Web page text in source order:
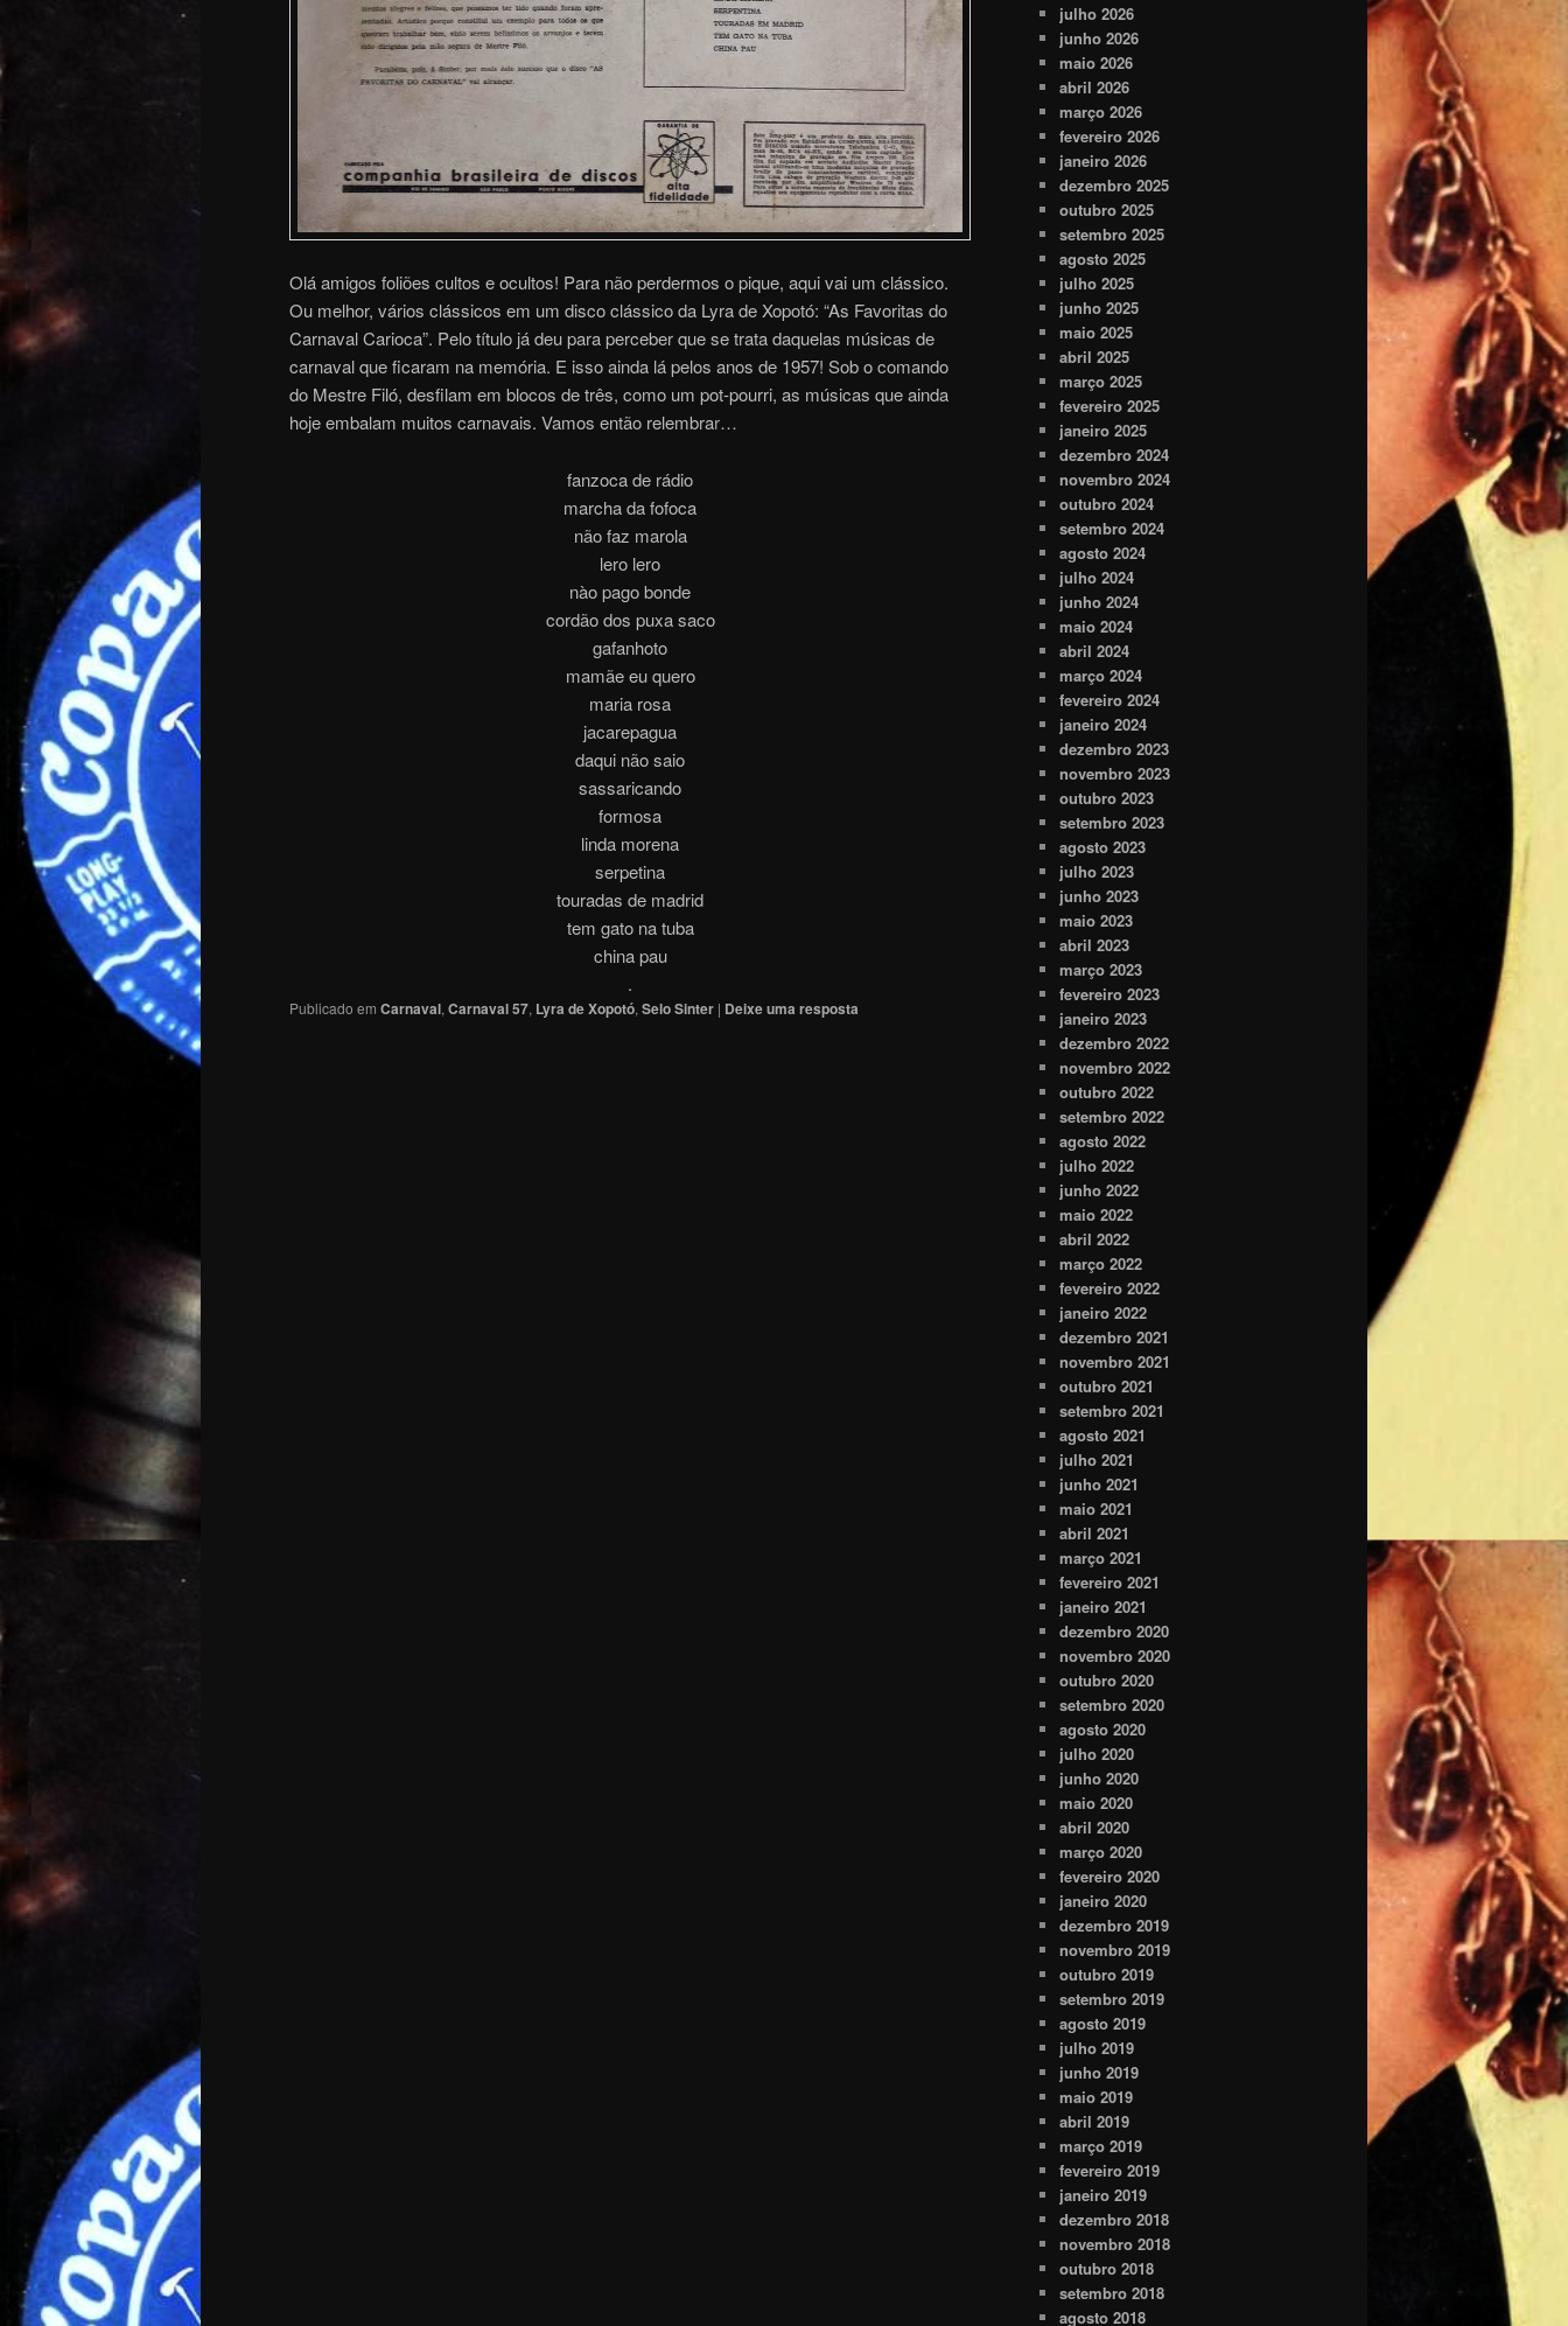
Olá amigos foliões cultos e ocultos! Para não perdermos o pique, aqui vai um clássico.
Ou melhor, vários clássicos em um disco clássico da Lyra de Xopotó: “As Favoritas do
Carnaval Carioca”. Pelo título já deu para perceber que se trata daquelas músicas de
carnaval que ficaram na memória. E isso ainda lá pelos anos de 1957! Sob o comando
do Mestre Filó, desfilam em blocos de três, como um pot-pourri, as músicas que ainda
hoje embalam muitos carnavais. Vamos então relembrar…
fanzoca de rádio
marcha da fofoca
não faz marola
lero lero
nào pago bonde
cordão dos puxa saco
gafanhoto
mamãe eu quero
maria rosa
jacarepagua
daqui não saio
sassaricando
formosa
linda morena
serpetina
touradas de madrid
tem gato na tuba
china pau
.
Publicado em Carnaval, Carnaval 57, Lyra de Xopotó, Selo Sinter | Deixe uma resposta
julho 2026
junho 2026
maio 2026
abril 2026
março 2026
fevereiro 2026
janeiro 2026
dezembro 2025
outubro 2025
setembro 2025
agosto 2025
julho 2025
junho 2025
maio 2025
abril 2025
março 2025
fevereiro 2025
janeiro 2025
dezembro 2024
novembro 2024
outubro 2024
setembro 2024
agosto 2024
julho 2024
junho 2024
maio 2024
abril 2024
março 2024
fevereiro 2024
janeiro 2024
dezembro 2023
novembro 2023
outubro 2023
setembro 2023
agosto 2023
julho 2023
junho 2023
maio 2023
abril 2023
março 2023
fevereiro 2023
janeiro 2023
dezembro 2022
novembro 2022
outubro 2022
setembro 2022
agosto 2022
julho 2022
junho 2022
maio 2022
abril 2022
março 2022
fevereiro 2022
janeiro 2022
dezembro 2021
novembro 2021
outubro 2021
setembro 2021
agosto 2021
julho 2021
junho 2021
maio 2021
abril 2021
março 2021
fevereiro 2021
janeiro 2021
dezembro 2020
novembro 2020
outubro 2020
setembro 2020
agosto 2020
julho 2020
junho 2020
maio 2020
abril 2020
março 2020
fevereiro 2020
janeiro 2020
dezembro 2019
novembro 2019
outubro 2019
setembro 2019
agosto 2019
julho 2019
junho 2019
maio 2019
abril 2019
março 2019
fevereiro 2019
janeiro 2019
dezembro 2018
novembro 2018
outubro 2018
setembro 2018
agosto 2018